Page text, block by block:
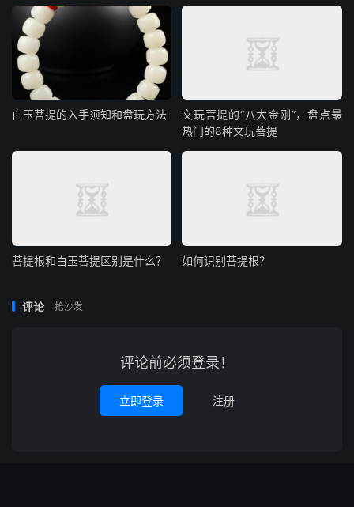
白玉菩提的入手须知和盘玩方法
文玩菩提的“八大金刚”，盘点最
热门的8种文玩菩提
菩提根和白玉菩提区别是什么？ 如何识别菩提根？
评论 抢沙发
评论前必须登录！
立即登录 注册